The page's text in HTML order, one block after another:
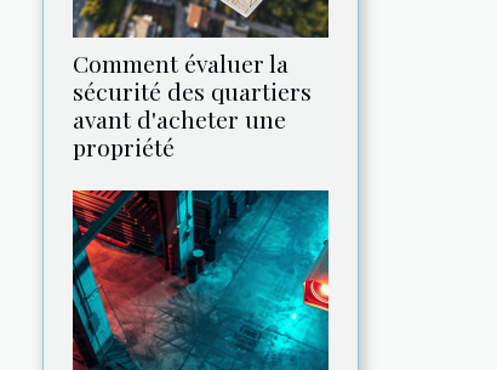
Comment évaluer la
sécurité des quartiers
avant d'acheter une
propriété